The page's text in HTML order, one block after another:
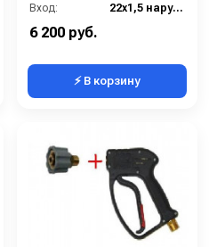
Вход:
22х1,5 наружняя резьба
6 200 руб.
⚡ В корзину